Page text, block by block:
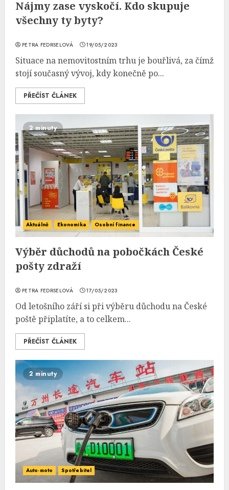
Nájmy zase vyskočí. Kdo skupuje
všechny ty byty?
PETRA FEDRSELOVÁ 19/05/2023
Situace na nemovitostním trhu je bouřlivá, za čímž
stojí současný vývoj, kdy konečně po...
PŘEČÍST ČLÁNEK
2 minuty
Aktuálně Ekonomika Osobní finance
Výběr důchodů na pobočkách České
pošty zdraží
PETRA FEDRSELOVÁ 17/05/2023
Od letošního září si při výběru důchodu na České
poště připlatíte, a to celkem...
PŘEČÍST ČLÁNEK
2 minuty
Auto-moto Spotřebitel